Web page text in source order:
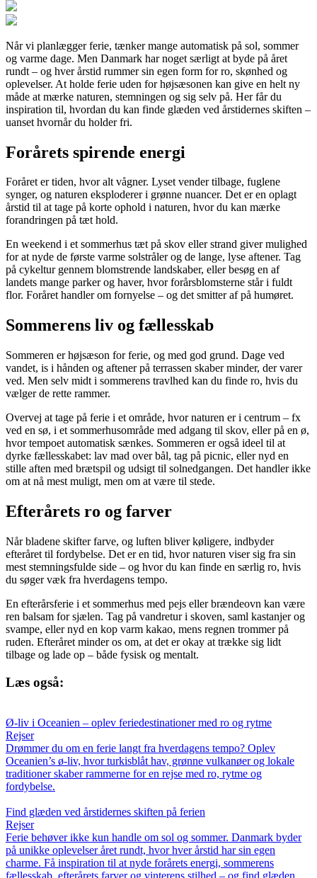
Når vi planlægger ferie, tænker mange automatisk på sol, sommer
og varme dage. Men Danmark har noget særligt at byde på året
rundt – og hver årstid rummer sin egen form for ro, skønhed og
oplevelser. At holde ferie uden for højsæsonen kan give en helt ny
måde at mærke naturen, stemningen og sig selv på. Her får du
inspiration til, hvordan du kan finde glæden ved årstidernes skiften –
uanset hvornår du holder fri.
Forårets spirende energi
Foråret er tiden, hvor alt vågner. Lyset vender tilbage, fuglene
synger, og naturen eksploderer i grønne nuancer. Det er en oplagt
årstid til at tage på korte ophold i naturen, hvor du kan mærke
forandringen på tæt hold.
En weekend i et sommerhus tæt på skov eller strand giver mulighed
for at nyde de første varme solstråler og de lange, lyse aftener. Tag
på cykeltur gennem blomstrende landskaber, eller besøg en af
landets mange parker og haver, hvor forårsblomsterne står i fuldt
flor. Foråret handler om fornyelse – og det smitter af på humøret.
Sommerens liv og fællesskab
Sommeren er højsæson for ferie, og med god grund. Dage ved
vandet, is i hånden og aftener på terrassen skaber minder, der varer
ved. Men selv midt i sommerens travlhed kan du finde ro, hvis du
vælger de rette rammer.
Overvej at tage på ferie i et område, hvor naturen er i centrum – fx
ved en sø, i et sommerhusområde med adgang til skov, eller på en ø,
hvor tempoet automatisk sænkes. Sommeren er også ideel til at
dyrke fællesskabet: lav mad over bål, tag på picnic, eller nyd en
stille aften med brætspil og udsigt til solnedgangen. Det handler ikke
om at nå mest muligt, men om at være til stede.
Efterårets ro og farver
Når bladene skifter farve, og luften bliver køligere, indbyder
efteråret til fordybelse. Det er en tid, hvor naturen viser sig fra sin
mest stemningsfulde side – og hvor du kan finde en særlig ro, hvis
du søger væk fra hverdagens tempo.
En efterårsferie i et sommerhus med pejs eller brændeovn kan være
ren balsam for sjælen. Tag på vandretur i skoven, saml kastanjer og
svampe, eller nyd en kop varm kakao, mens regnen trommer på
ruden. Efteråret minder os om, at det er okay at trække sig lidt
tilbage og lade op – både fysisk og mentalt.
Læs også:
Ø-liv i Oceanien – oplev feriedestinationer med ro og rytme
Rejser
Drømmer du om en ferie langt fra hverdagens tempo? Oplev
Oceanien’s ø-liv, hvor turkisblåt hav, grønne vulkanøer og lokale
traditioner skaber rammerne for en rejse med ro, rytme og
fordybelse.
Find glæden ved årstidernes skiften på ferien
Rejser
Ferie behøver ikke kun handle om sol og sommer. Danmark byder
på unikke oplevelser året rundt, hvor hver årstid har sin egen
charme. Få inspiration til at nyde forårets energi, sommerens
fællesskab, efterårets farver og vinterens stilhed – og find glæden